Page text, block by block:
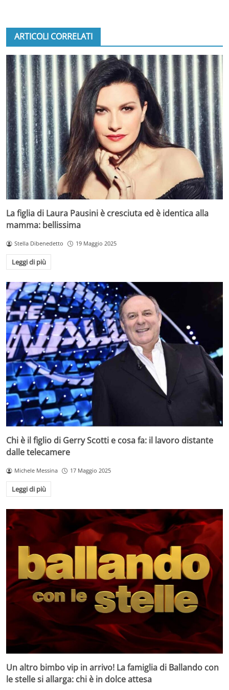
ARTICOLI CORRELATI
La figlia di Laura Pausini è cresciuta ed è identica alla
mamma: bellissima
Stella Dibenedetto 19 Maggio 2025
Leggi di più
Chi è il figlio di Gerry Scotti e cosa fa: il lavoro distante
dalle telecamere
Michele Messina 17 Maggio 2025
Leggi di più
Un altro bimbo vip in arrivo! La famiglia di Ballando con
le stelle si allarga: chi è in dolce attesa